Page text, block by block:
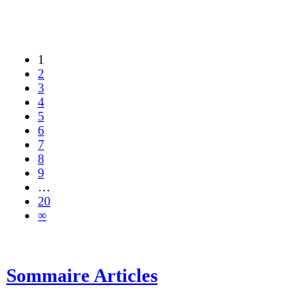
1
2
3
4
5
6
7
8
9
…
20
∞
Sommaire Articles